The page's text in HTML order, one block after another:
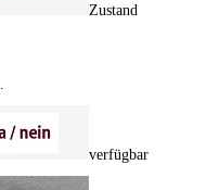
Zustand
verfügbar